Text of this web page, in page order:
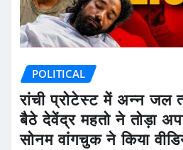
POLITICAL
रांची प्रोटेस्ट में अन्न जल
बैठे देवेंद्र महतो ने तोड़ा
सोनम वांगचुक ने किया